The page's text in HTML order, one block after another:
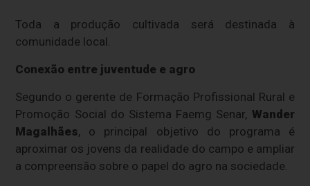
Toda a produção cultivada será destinada à
comunidade local.
Conexão entre juventude e agro
Segundo o gerente de Formação Profissional Rural e
Promoção Social do Sistema Faemg Senar, Wander
Magalhães, o principal objetivo do programa é
aproximar os jovens da realidade do campo e ampliar
a compreensão sobre o papel do agro na sociedade.